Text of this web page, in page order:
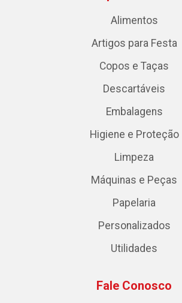
Alimentos
Artigos para Festa
Copos e Taças
Descartáveis
Embalagens
Higiene e Proteção
Limpeza
Máquinas e Peças
Papelaria
Personalizados
Utilidades
Fale Conosco